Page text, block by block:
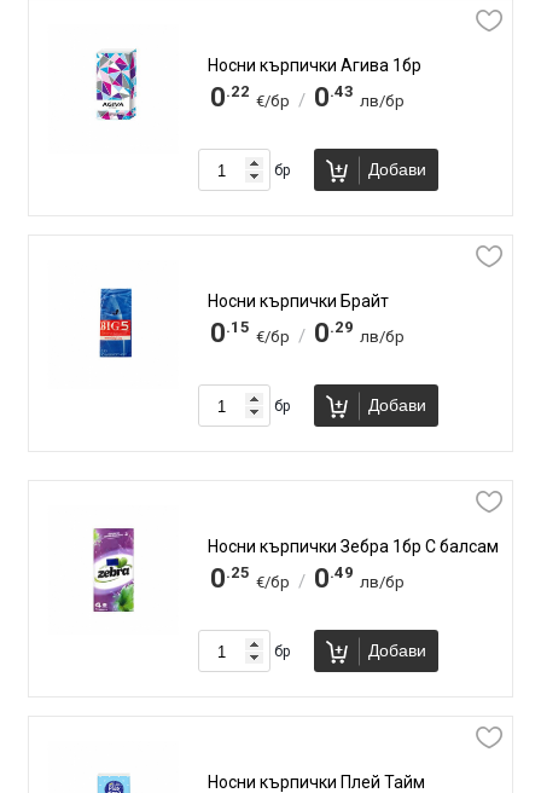
Носни кърпички Агива 1бр
0.22
€/бр / 0.43
лв/бр
бр Добави
Носни кърпички Брайт
0.15
€/бр / 0.29
лв/бр
бр Добави
Носни кърпички Зебра 1бр С балсам
0.25
€/бр / 0.49
лв/бр
бр Добави
Носни кърпички Плей Тайм